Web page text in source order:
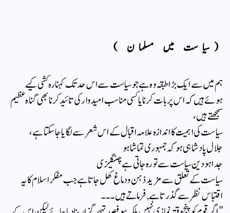
(سیاست میں مسلمان )
ہم میں سے ایک بڑا طبقہ وہ ہے جو سیاست سے اس حد تک کہنارہ کشی کیے
ہوئے ہیں کہ اس پر بات کرنا یا کسی مناسب امیدوار کی تائید کرنا بھی گناہ عظیم
سمجھتے ہیں ،
سیاست کی اہمیت کا اندازہ علامہ اقبال کے اس شعر سے لگایا جاسکتا ہے ،
جلال پادشاہی ہو کہ جمہوری تماشا ہو
جدا ہو دین سیاست سے تو رہ جاتی ہے چنگیزی
سیاست کے تعلق سے مزید ذہن و دماغ کھل جاتا ہے جب مفکر اسلام کا یہ
اقتباس نظر سے گذرتا ہے, فرماتے ہیں۔۔۔